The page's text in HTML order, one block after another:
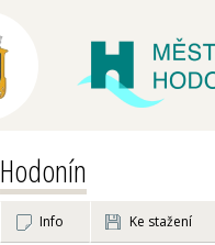
Hodonín
Info Ke stažení